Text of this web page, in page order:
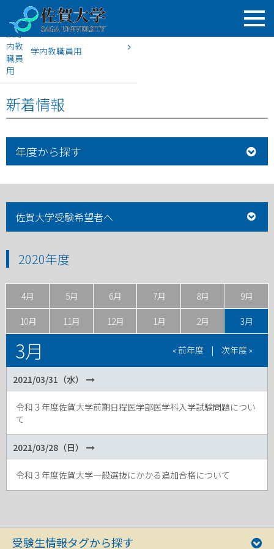
学内教職員用
HOME
新着情報
年度から探す
佐賀大学受験希望者へ
2020年度
4月 5月 6月 7月 8月 9月
10月 11月 12月 1月 2月 3月
3月 « 前年度 | 次年度 »
2021/03/31（水）
令和３年度佐賀大学前期日程医学部医学科入学試験問題につい
て
2021/03/28（日）
令和３年度佐賀大学一般選抜にかかる追加合格について
受験生情報タグから探す